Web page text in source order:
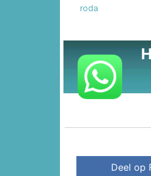
roda
Deel op